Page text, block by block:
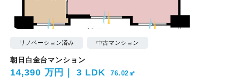
リノベーション済み 中古マンション
朝日白金台マンション
14,390 万円 3 LDK 76.02㎡